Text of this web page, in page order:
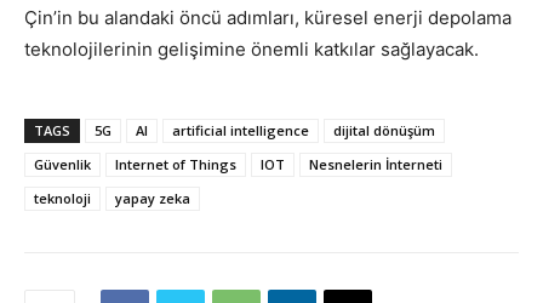
Çin’in bu alandaki öncü adımları, küresel enerji depolama
teknolojilerinin gelişimine önemli katkılar sağlayacak.
TAGS 5G AI artificial intelligence
dijital dönüşüm
Güvenlik
Internet of Things IOT
Nesnelerin İnterneti
teknoloji
yapay zeka